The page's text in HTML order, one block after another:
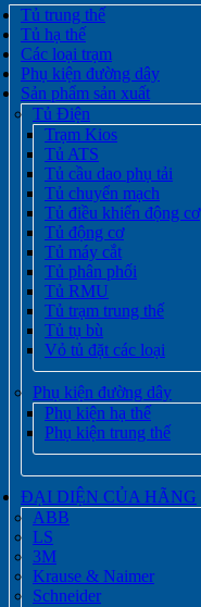
Tủ trung thế
Tủ hạ thế
Các loại trạm
Phụ kiện đường dây
Sản phẩm sản xuất
Tủ Điện
Trạm Kios
Tủ ATS
Tủ cầu dao phụ tải
Tủ chuyển mạch
Tủ điều khiển động cơ
Tủ động cơ
Tủ máy cắt
Tủ phân phối
Tủ RMU
Tủ trạm trung thế
Tủ tụ bù
Vỏ tủ đặt các loại
Phụ kiện đường dây
Phụ kiện hạ thế
Phụ kiện trung thế
ĐẠI DIỆN CỦA HÃNG
ABB
LS
3M
Krause & Naimer
Schneider